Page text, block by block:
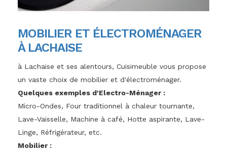
MOBILIER ET ÉLECTROMÉNAGER
À LACHAISE
à Lachaise et ses alentours, Cuisimeuble vous propose
un vaste choix de mobilier et d'électroménager.
Quelques exemples d'Electro-Ménager :
Micro-Ondes, Four traditionnel à chaleur tournante,
Lave-Vaisselle, Machine à café, Hotte aspirante, Lave-
Linge, Réfrigérateur, etc.
Mobilier :